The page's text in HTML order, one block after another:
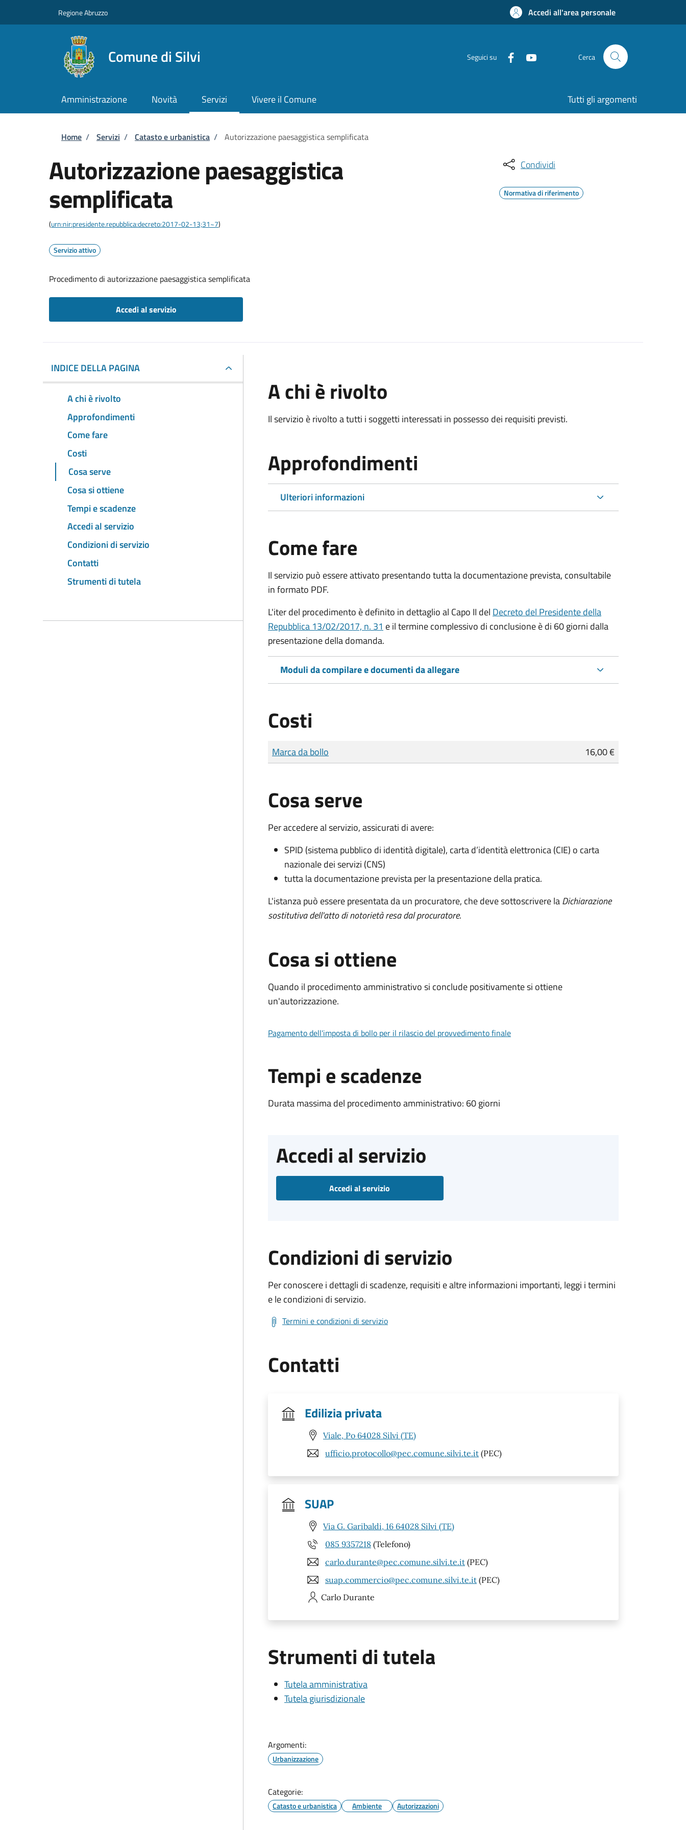
Regione Abruzzo Accedi all'area personale
Comune di Silvi Seguici su Cerca
Amministrazione Novità Servizi Vivere il Comune Tutti gli argomenti
Briciole di pane
Home / Servizi / Catasto e urbanistica / Autorizzazione paesaggistica semplificata
Autorizzazione paesaggistica
semplificata
(urn:nir:presidente.repubblica:decreto:2017-02-13;31~7)
Servizio attivo
Procedimento di autorizzazione paesaggistica semplificata
Accedi al servizio
Condividi
Normativa di riferimento
INDICE DELLA PAGINA
A chi è rivolto
Approfondimenti
Come fare
Costi
Cosa serve
Cosa si ottiene
Tempi e scadenze
Accedi al servizio
Condizioni di servizio
Contatti
Strumenti di tutela
A chi è rivolto
Il servizio è rivolto a tutti i soggetti interessati in possesso dei requisiti previsti.
Approfondimenti
Ulteriori informazioni
Come fare
Il servizio può essere attivato presentando tutta la documentazione prevista, consultabile
in formato PDF.
L'iter del procedimento è definito in dettaglio al Capo II del Decreto del Presidente della
Repubblica 13/02/2017, n. 31 e il termine complessivo di conclusione è di 60 giorni dalla
presentazione della domanda.
Moduli da compilare e documenti da allegare
Costi
Tipo di pagamento
Importo
Marca da bollo 16,00 €
Cosa serve
Per accedere al servizio, assicurati di avere:
SPID (sistema pubblico di identità digitale), carta d’identità elettronica (CIE) o carta
nazionale dei servizi (CNS)
tutta la documentazione prevista per la presentazione della pratica.
L'istanza può essere presentata da un procuratore, che deve sottoscrivere laDichiarazione
sostitutiva dell'atto di notorietà resa dal procuratore.
Cosa si ottiene
Quando il procedimento amministrativo si conclude positivamente si ottiene
un'autorizzazione.
Pagamento dell'imposta di bollo per il rilascio del provvedimento finale
Tempi e scadenze
Durata massima del procedimento amministrativo: 60 giorni
Accedi al servizio
Accedi al servizio
Condizioni di servizio
Per conoscere i dettagli di scadenze, requisiti e altre informazioni importanti, leggi i termini
e le condizioni di servizio.
Termini e condizioni di servizio
Contatti
Edilizia privata
Viale, Po 64028 Silvi (TE)
ufficio.protocollo@pec.comune.silvi.te.it (PEC)
SUAP
Via G. Garibaldi, 16 64028 Silvi (TE)
085 9357218 (Telefono)
carlo.durante@pec.comune.silvi.te.it (PEC)
suap.commercio@pec.comune.silvi.te.it (PEC)
Carlo Durante
Strumenti di tutela
Tutela amministrativa
Tutela giurisdizionale
Argomenti:
Urbanizzazione
Categorie:
Catasto e urbanistica Ambiente Autorizzazioni